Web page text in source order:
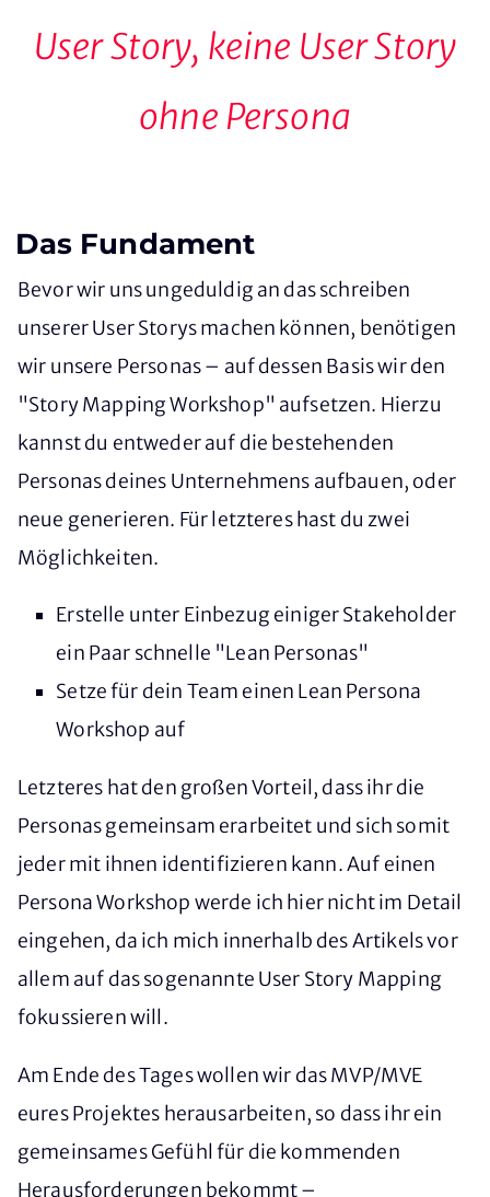
User Story, keine User Story
ohne Persona
Das Fundament
Bevor wir uns ungeduldig an das schreiben
unserer User Storys machen können, benötigen
wir unsere Personas – auf dessen Basis wir den
"Story Mapping Workshop" aufsetzen. Hierzu
kannst du entweder auf die bestehenden
Personas deines Unternehmens aufbauen, oder
neue generieren. Für letzteres hast du zwei
Möglichkeiten.
Erstelle unter Einbezug einiger Stakeholder
ein Paar schnelle "Lean Personas"
Setze für dein Team einen Lean Persona
Workshop auf
Letzteres hat den großen Vorteil, dass ihr die
Personas gemeinsam erarbeitet und sich somit
jeder mit ihnen identifizieren kann. Auf einen
Persona Workshop werde ich hier nicht im Detail
eingehen, da ich mich innerhalb des Artikels vor
allem auf das sogenannte User Story Mapping
fokussieren will.
Am Ende des Tages wollen wir das MVP/MVE
eures Projektes herausarbeiten, so dass ihr ein
gemeinsames Gefühl für die kommenden
Herausforderungen bekommt –